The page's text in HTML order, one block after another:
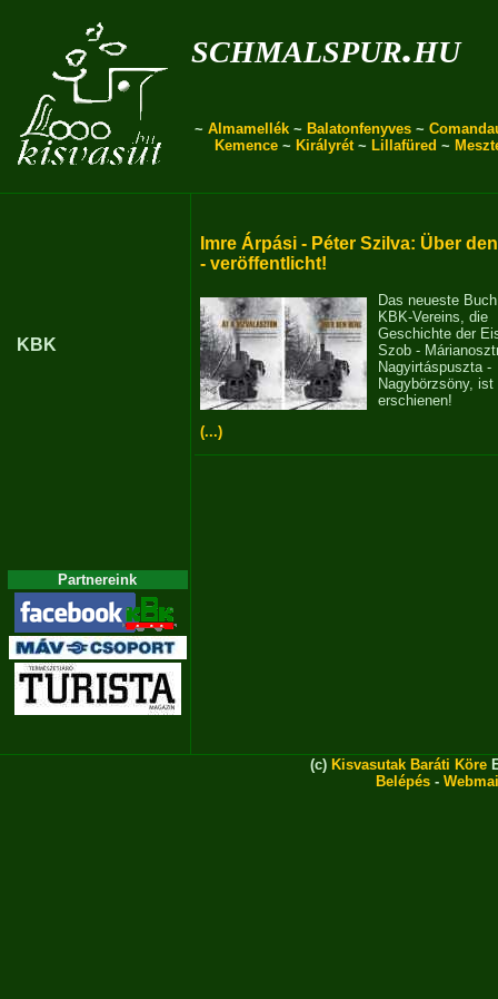
schmalspur.hu
~ Almamellék ~ Balatonfenyves ~
Kemence ~ Királyrét~ Lillafüred ~
KBK
Partnereink
Imre Árpási - Péter Szilva: Über
- veröffentlicht!
Das neueste
KBK-Vereins, die
Geschichte der
Szob -
Nagyirtáspuszta -
Nagybörzsöny, ist
erschienen!
(...)
(c) Kisvasutak Baráti Köre
Belépés -